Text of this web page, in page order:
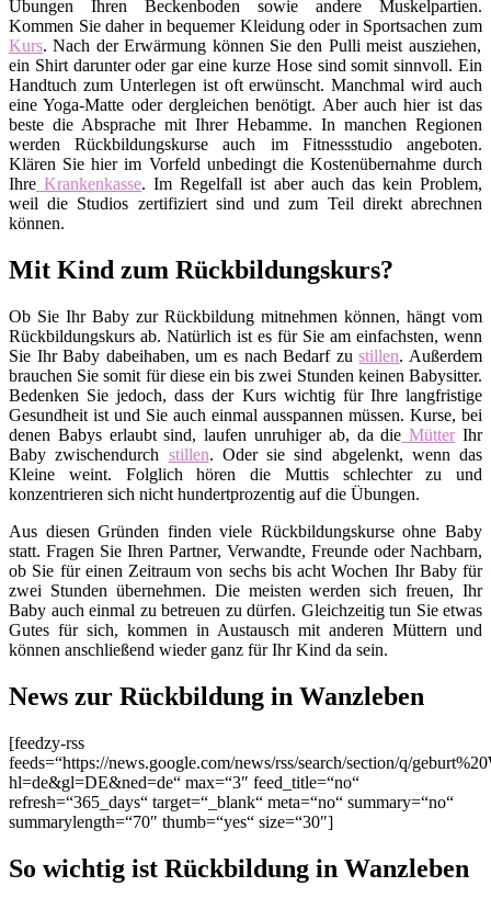
Übungen Ihren Beckenboden sowie andere Muskelpartien.
Kommen Sie daher in bequemer Kleidung oder in Sportsachen zum
Kurs. Nach der Erwärmung können Sie den Pulli meist ausziehen,
ein Shirt darunter oder gar eine kurze Hose sind somit sinnvoll. Ein
Handtuch zum Unterlegen ist oft erwünscht. Manchmal wird auch
eine Yoga-Matte oder dergleichen benötigt. Aber auch hier ist das
beste die Absprache mit Ihrer Hebamme. In manchen Regionen
werden Rückbildungskurse auch im Fitnessstudio angeboten.
Klären Sie hier im Vorfeld unbedingt die Kostenübernahme durch
Ihre Krankenkasse. Im Regelfall ist aber auch das kein Problem,
weil die Studios zertifiziert sind und zum Teil direkt abrechnen
können.
Mit Kind zum Rückbildungskurs?
Ob Sie Ihr Baby zur Rückbildung mitnehmen können, hängt vom
Rückbildungskurs ab. Natürlich ist es für Sie am einfachsten, wenn
Sie Ihr Baby dabeihaben, um es nach Bedarf zustillen. Außerdem
brauchen Sie somit für diese ein bis zwei Stunden keinen Babysitter.
Bedenken Sie jedoch, dass der Kurs wichtig für Ihre langfristige
Gesundheit ist und Sie auch einmal ausspannen müssen. Kurse, bei
denen Babys erlaubt sind, laufen unruhiger ab, da die MütterIhr
Baby zwischendurch stillen. Oder sie sind abgelenkt, wenn das
Kleine weint. Folglich hören die Muttis schlechter zu und
konzentrieren sich nicht hundertprozentig auf die Übungen.
Aus diesen Gründen finden viele Rückbildungskurse ohne Baby
statt. Fragen Sie Ihren Partner, Verwandte, Freunde oder Nachbarn,
ob Sie für einen Zeitraum von sechs bis acht Wochen Ihr Baby für
zwei Stunden übernehmen. Die meisten werden sich freuen, Ihr
Baby auch einmal zu betreuen zu dürfen. Gleichzeitig tun Sie etwas
Gutes für sich, kommen in Austausch mit anderen Müttern und
können anschließend wieder ganz für Ihr Kind da sein.
News zur Rückbildung in Wanzleben
[feedzy-rss
feeds=“https://news.google.com/news/rss/search/section/q/
hl=de&gl=DE&ned=de“ max=“3″ feed_title=“no“
refresh=“365_days“ target=“_blank“ meta=“no“ summary=“no“
summarylength=“70″ thumb=“yes“ size=“30″]
So wichtig ist Rückbildung in Wanzleben